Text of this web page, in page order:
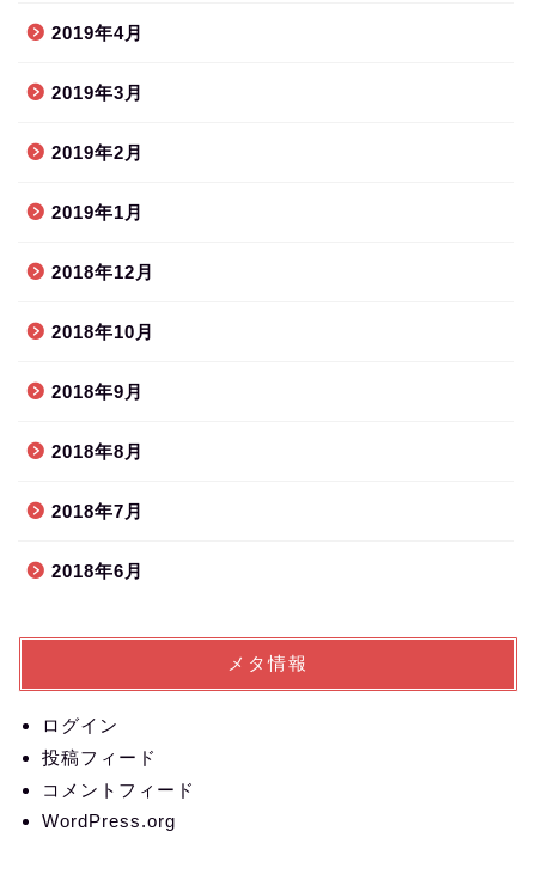
2019年4月
2019年3月
2019年2月
2019年1月
2018年12月
2018年10月
2018年9月
2018年8月
2018年7月
2018年6月
メタ情報
ログイン
投稿フィード
コメントフィード
WordPress.org